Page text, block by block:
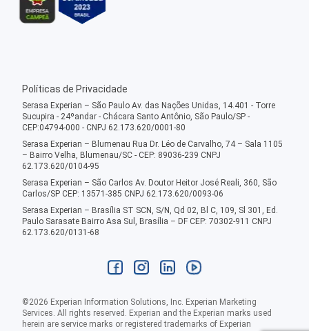
Políticas de Privacidade
Serasa Experian – São Paulo Av. das Nações Unidas, 14.401 - Torre
Sucupira - 24ºandar - Chácara Santo Antônio, São Paulo/SP -
CEP:04794-000 - CNPJ 62.173.620/0001-80
Serasa Experian – Blumenau Rua Dr. Léo de Carvalho, 74 – Sala 1105
– Bairro Velha, Blumenau/SC - CEP: 89036-239 CNPJ
62.173.620/0104-95
Serasa Experian – São Carlos Av. Doutor Heitor José Reali, 360, São
Carlos/SP CEP: 13571-385 CNPJ 62.173.620/0093-06
Serasa Experian – Brasília ST SCN, S/N, Qd 02, Bl C, 109, Sl 301, Ed.
Paulo Sarasate Bairro Asa Sul, Brasília – DF CEP: 70302-911 CNPJ
62.173.620/0131-68
©2026 Experian Information Solutions, Inc. Experian Marketing
Services. All rights reserved. Experian and the Experian marks used
herein are service marks or registered trademarks of Experian